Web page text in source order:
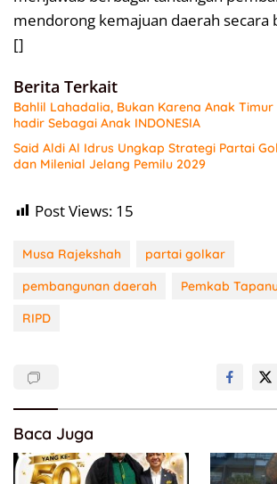
mendorong kemajuan daerah secara
[]
Berita Terkait
Bahlil Lahadalia, Bukan Karena Anak
hadir Sebagai Anak INDONESIA
Said Aldi Al Idrus Ungkap Strategi Partai
dan Milenial Jelang Pemilu 2029
Post Views: 15
Musa Rajekshah
partai golkar
pembangunan daerah
Pemkab
RIPD
Baca Juga